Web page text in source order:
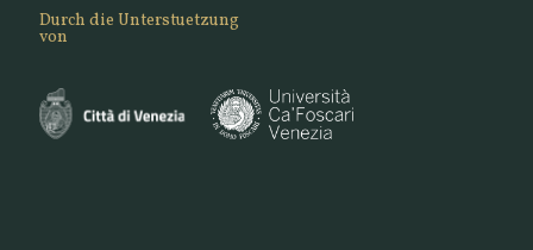
Durch die Unterstuetzung
von